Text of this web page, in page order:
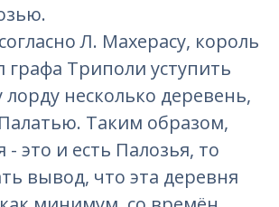
Л. Махерасу, король
графа Триполи уступить
лорду несколько деревень,
Таким образом,
- это и есть Палозья, то
вывод, что эта деревня